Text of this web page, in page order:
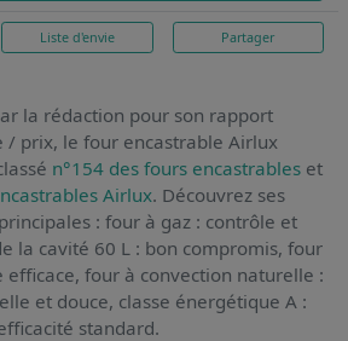
Liste d'envie Partager
la rédaction pour son rapport
/ prix, le four encastrable Airlux
n°154 des fours encastrableset
Airlux. Découvrez ses
: four à gaz : contrôle et
la cavité 60 L : bon compromis, four
efficace, four à convection naturelle :
et douce, classe énergétique A :
standard.